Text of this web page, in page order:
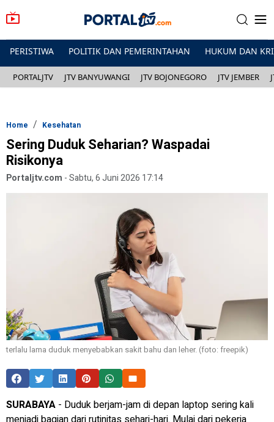
PERISTIWA POLITIK DAN PEMERINTAHAN HUKUM DAN
PORTALJTV JTV BANYUWANGI JTV BOJONEGORO JTV JEMBER
Home Kesehatan
Sering Duduk Seharian? Waspadai
Risikonya
Portaljtv.com -Sabtu, 6 Juni 2026 17:14
terlalu lama duduk menyebabkan sakit bahu dan leher. (foto: freepik)
SURABAYA - Duduk berjam-jam di depan laptop sering kali